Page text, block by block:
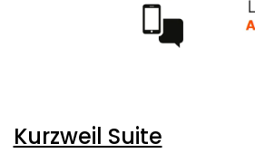
Kurzweil Suite